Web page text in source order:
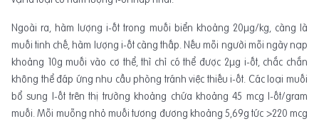
Ngoài ra, hàm lượng i-ốt trong muối biển khoảng 20μg/kg, càng là
muối tinh chế, hàm lượng i-ốt càng thấp. Nếu mỗi người mỗi ngày nạp
khoảng 10g muối vào cơ thể, thì chỉ có thể được 2μg i-ốt, chắc chắn
không thể đáp ứng nhu cầu phòng tránh việc thiếu i-ốt. Các loại muối
bổ sung I-ốt trên thị trường khoảng chứa khoảng 45 mcg I-ốt/gram
muối. Mỗi muỗng nhỏ muối tương đương khoảng 5,69g tức >220 mcg